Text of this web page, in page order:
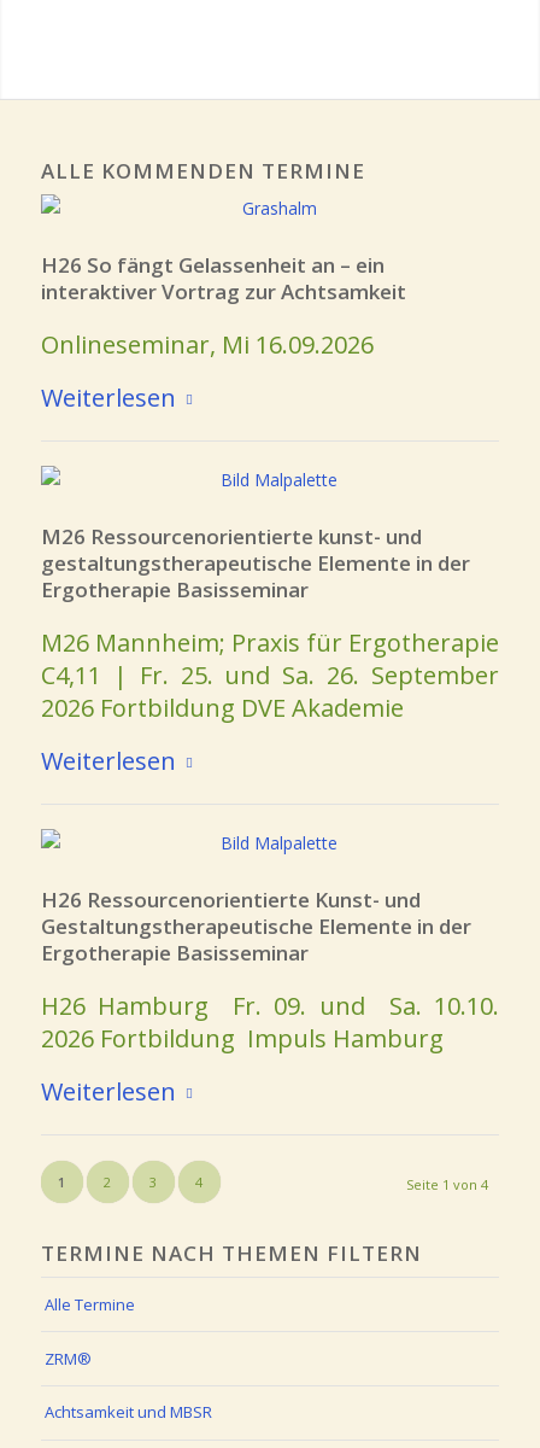
ALLE KOMMENDEN TERMINE
H26 So fängt Gelassenheit an – ein
interaktiver Vortrag zur Achtsamkeit
Onlineseminar, Mi 16.09.2026
Weiterlesen
M26 Ressourcenorientierte kunst- und
gestaltungstherapeutische Elemente in der
Ergotherapie Basisseminar
M26 Mannheim; Praxis für Ergotherapie
C4,11 | Fr. 25. und Sa. 26. September
2026 Fortbildung DVE Akademie
Weiterlesen
H26 Ressourcenorientierte Kunst- und
Gestaltungstherapeutische Elemente in der
Ergotherapie Basisseminar
H26 Hamburg Fr. 09. und Sa. 10.10.
2026 Fortbildung Impuls Hamburg
Weiterlesen
Seite 1 von 4
1 2 3 4
TERMINE NACH THEMEN FILTERN
Alle Termine
ZRM®
Achtsamkeit und MBSR